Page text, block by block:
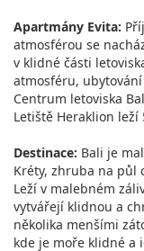
Apartmány Evita:
atmosférou se
v klidné části
atmosféru,
Centrum letoviska
Letiště Heraklion leží
Destinace: Bali je
Kréty, zhruba na půl
Leží v malebném
vytvářejí klidnou a
několika menšími
kde je moře klidné a